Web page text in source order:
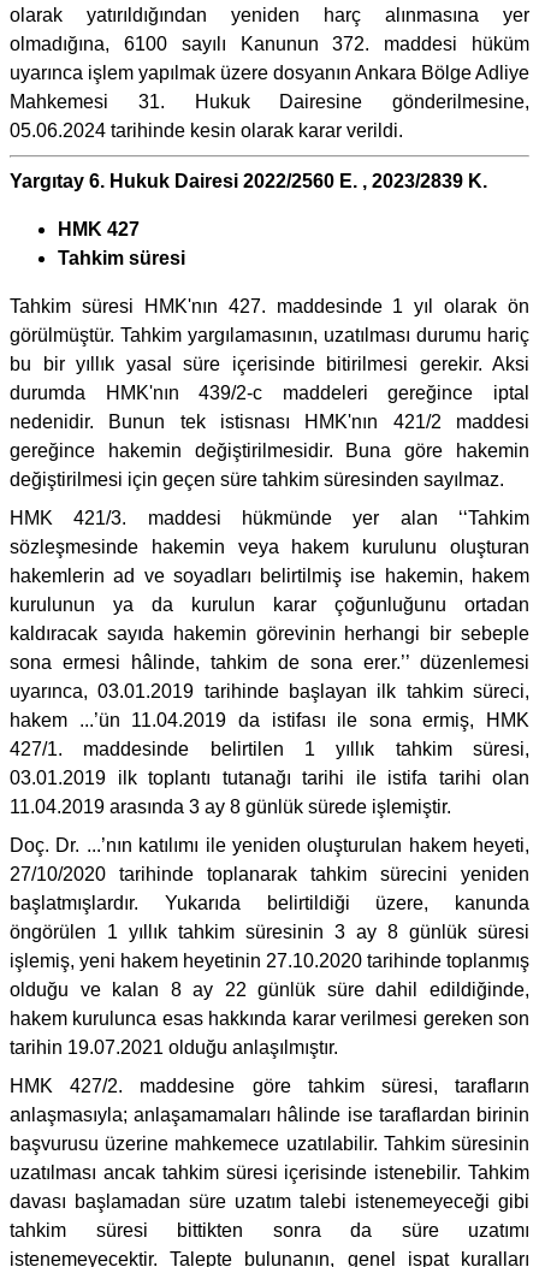
olarak yatırıldığından yeniden harç alınmasına yer
olmadığına, 6100 sayılı Kanunun 372. maddesi hüküm
uyarınca işlem yapılmak üzere dosyanın Ankara Bölge Adliye
Mahkemesi 31. Hukuk Dairesine gönderilmesine,
05.06.2024 tarihinde kesin olarak karar verildi.
Yargıtay 6. Hukuk Dairesi 2022/2560 E. , 2023/2839 K.
HMK 427
Tahkim süresi
Tahkim süresi HMK'nın 427. maddesinde 1 yıl olarak ön
görülmüştür. Tahkim yargılamasının, uzatılması durumu hariç
bu bir yıllık yasal süre içerisinde bitirilmesi gerekir. Aksi
durumda HMK'nın 439/2-c maddeleri gereğince iptal
nedenidir. Bunun tek istisnası HMK'nın 421/2 maddesi
gereğince hakemin değiştirilmesidir. Buna göre hakemin
değiştirilmesi için geçen süre tahkim süresinden sayılmaz.
HMK 421/3. maddesi hükmünde yer alan ‘‘Tahkim
sözleşmesinde hakemin veya hakem kurulunu oluşturan
hakemlerin ad ve soyadları belirtilmiş ise hakemin, hakem
kurulunun ya da kurulun karar çoğunluğunu ortadan
kaldıracak sayıda hakemin görevinin herhangi bir sebeple
sona ermesi hâlinde, tahkim de sona erer.’’ düzenlemesi
uyarınca, 03.01.2019 tarihinde başlayan ilk tahkim süreci,
hakem ...’ün 11.04.2019 da istifası ile sona ermiş, HMK
427/1. maddesinde belirtilen 1 yıllık tahkim süresi,
03.01.2019 ilk toplantı tutanağı tarihi ile istifa tarihi olan
11.04.2019 arasında 3 ay 8 günlük sürede işlemiştir.
Doç. Dr. ...’nın katılımı ile yeniden oluşturulan hakem heyeti,
27/10/2020 tarihinde toplanarak tahkim sürecini yeniden
başlatmışlardır. Yukarıda belirtildiği üzere, kanunda
öngörülen 1 yıllık tahkim süresinin 3 ay 8 günlük süresi
işlemiş, yeni hakem heyetinin 27.10.2020 tarihinde toplanmış
olduğu ve kalan 8 ay 22 günlük süre dahil edildiğinde,
hakem kurulunca esas hakkında karar verilmesi gereken son
tarihin 19.07.2021 olduğu anlaşılmıştır.
HMK 427/2. maddesine göre tahkim süresi, tarafların
anlaşmasıyla; anlaşamamaları hâlinde ise taraflardan birinin
başvurusu üzerine mahkemece uzatılabilir. Tahkim süresinin
uzatılması ancak tahkim süresi içerisinde istenebilir. Tahkim
davası başlamadan süre uzatım talebi istenemeyeceği gibi
tahkim süresi bittikten sonra da süre uzatımı
istenemeyecektir. Talepte bulunanın, genel ispat kuralları